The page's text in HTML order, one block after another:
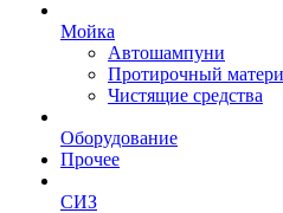
Мойка
Автошампуни
Протирочный
Чистящие средства
Оборудование
Прочее
СИЗ